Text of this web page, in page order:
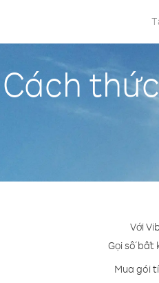
Cách
Với
Gọi số bất
Mua gói